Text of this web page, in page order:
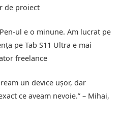
de proiect
ul e o minune. Am lucrat pe
pe Tab S11 Ultra e mai
freelance
un device ușor, dar
ce aveam nevoie.” – Mihai,